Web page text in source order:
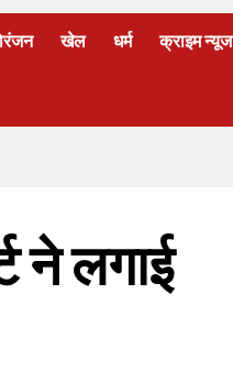
खेल धर्म क्राइम न्यूज
ने लगाई